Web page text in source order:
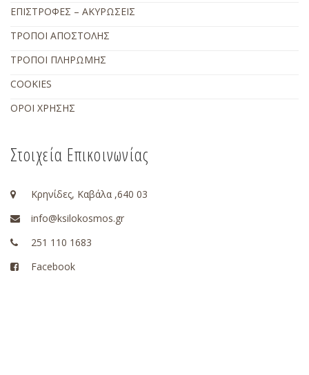
ΕΠΙΣΤΡΟΦΕΣ – ΑΚΥΡΩΣΕΙΣ
ΤΡΟΠΟΙ ΑΠΟΣΤΟΛΗΣ
ΤΡΟΠΟΙ ΠΛΗΡΩΜΗΣ
COOKIES
ΟΡΟΙ ΧΡΗΣΗΣ
Στοιχεία Επικοινωνίας
Κρηνίδες, Καβάλα ,640 03
info@ksilokosmos.gr
251 110 1683
Facebook